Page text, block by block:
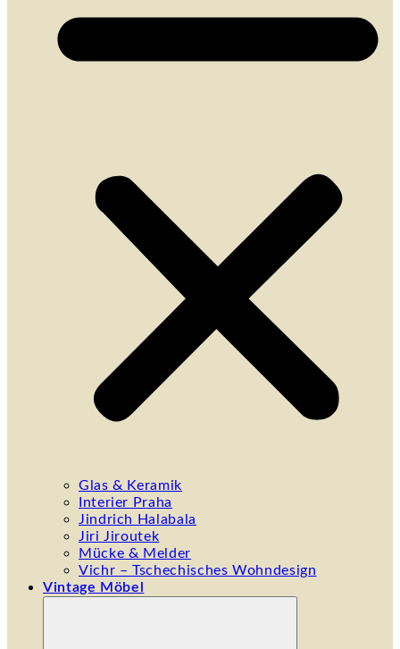
Glas & Keramik
Interier Praha
Jindrich Halabala
Jiri Jiroutek
Mücke & Melder
Vichr – Tschechisches Wohndesign
Vintage Möbel